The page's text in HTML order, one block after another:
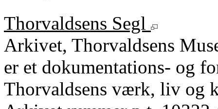
Thorvaldsens Segl
Arkivet, Thorvaldsens
er et dokumentations- og
Thorvaldsens værk, liv og